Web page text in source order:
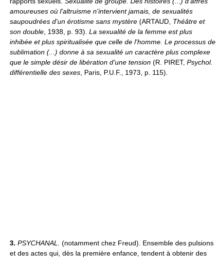
amoureuses où l'altruisme n'intervient jamais, de sexualités
saupoudrées d'un érotisme sans mystère (ARTAUD, Théâtre et
son double , 1938, p. 93). La sexualité de la femme est plus
inhibée et plus spiritualisée que celle de l'homme. Le processus de
sublimation (...) donne à sa sexualité un caractère plus complexe
que le simple désir de libération d'une tension (R. PIRET, Psychol.
différentielle des sexes , Paris, P.U.F., 1973, p. 115).
3. PSYCHANAL.
(notamment chez Freud). Ensemble des pulsions
et des actes qui, dès la première enfance, tendent à obtenir des